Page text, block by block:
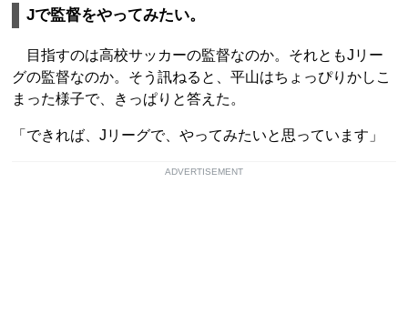
Jで監督をやってみたい。
目指すのは高校サッカーの監督なのか。それともJリー
グの監督なのか。そう訊ねると、平山はちょっぴりかしこ
まった様子で、きっぱりと答えた。
「できれば、Jリーグで、やってみたいと思っています」
ADVERTISEMENT